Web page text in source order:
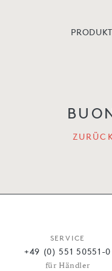
SERVICE
+49 (0) 551 50551-0
für Händler